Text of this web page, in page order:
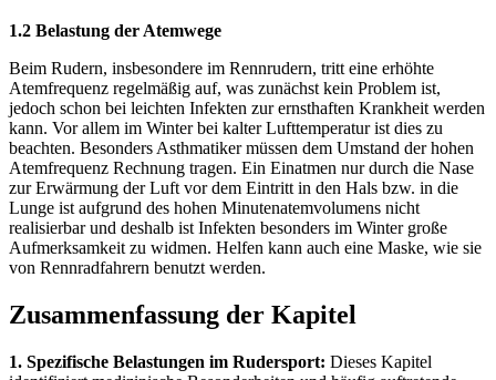
1.2 Belastung der Atemwege
Beim Rudern, insbesondere im Rennrudern, tritt eine erhöhte
Atemfrequenz regelmäßig auf, was zunächst kein Problem ist,
jedoch schon bei leichten Infekten zur ernsthaften Krankheit werden
kann. Vor allem im Winter bei kalter Lufttemperatur ist dies zu
beachten. Besonders Asthmatiker müssen dem Umstand der hohen
Atemfrequenz Rechnung tragen. Ein Einatmen nur durch die Nase
zur Erwärmung der Luft vor dem Eintritt in den Hals bzw. in die
Lunge ist aufgrund des hohen Minutenatemvolumens nicht
realisierbar und deshalb ist Infekten besonders im Winter große
Aufmerksamkeit zu widmen. Helfen kann auch eine Maske, wie sie
von Rennradfahrern benutzt werden.
Zusammenfassung der Kapitel
1. Spezifische Belastungen im Rudersport: Dieses Kapitel